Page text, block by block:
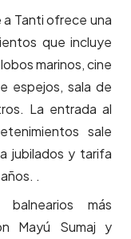
a Tanti ofrece una
que incluye
marinos, cine
espejos, sala de
La entrada al
sale
jubilados y tarifa
.
más
Mayú Sumaj y